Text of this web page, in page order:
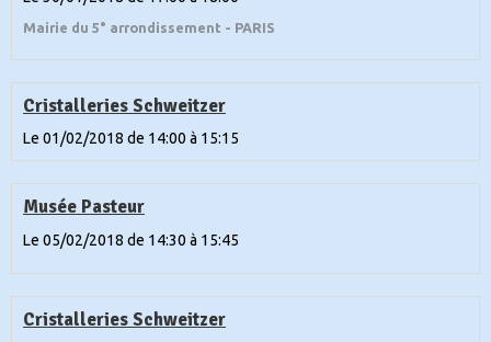
Mairie du 5° arrondissement - PARIS
Cristalleries Schweitzer
Le 01/02/2018 de 14:00 à 15:15
Musée Pasteur
Le 05/02/2018 de 14:30 à 15:45
Cristalleries Schweitzer